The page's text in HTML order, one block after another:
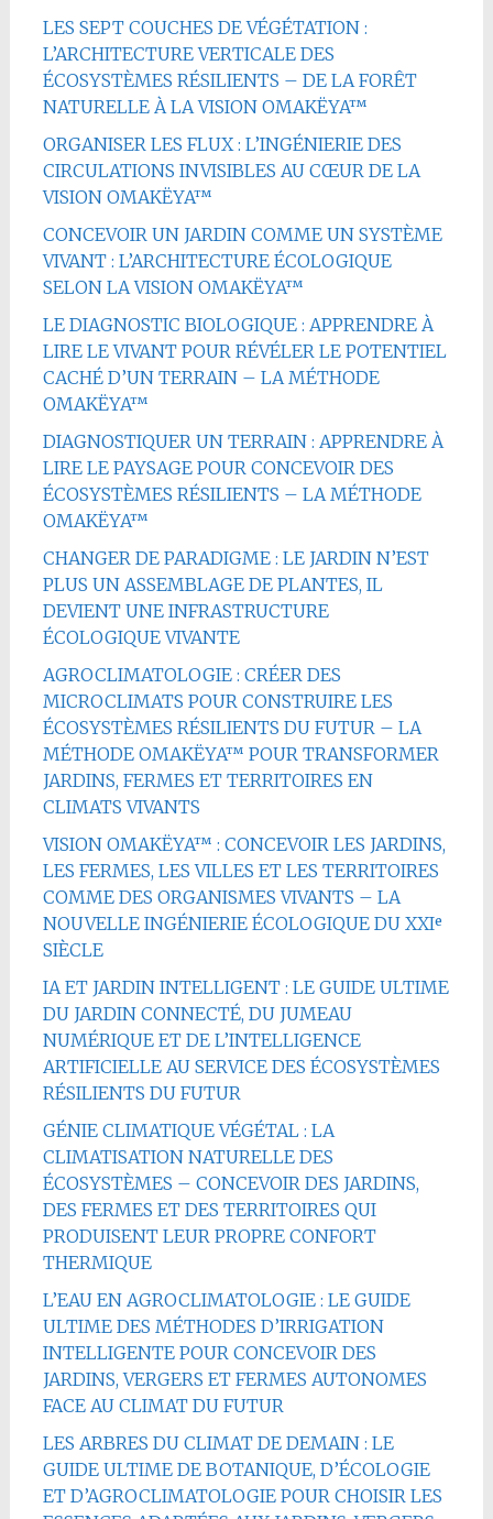
LES SEPT COUCHES DE VÉGÉTATION :
L’ARCHITECTURE VERTICALE DES
ÉCOSYSTÈMES RÉSILIENTS – DE LA FORÊT
NATURELLE À LA VISION OMAKËYA™
ORGANISER LES FLUX : L’INGÉNIERIE DES
CIRCULATIONS INVISIBLES AU CŒUR DE LA
VISION OMAKËYA™
CONCEVOIR UN JARDIN COMME UN SYSTÈME
VIVANT : L’ARCHITECTURE ÉCOLOGIQUE
SELON LA VISION OMAKËYA™
LE DIAGNOSTIC BIOLOGIQUE : APPRENDRE À
LIRE LE VIVANT POUR RÉVÉLER LE POTENTIEL
CACHÉ D’UN TERRAIN – LA MÉTHODE
OMAKËYA™
DIAGNOSTIQUER UN TERRAIN : APPRENDRE À
LIRE LE PAYSAGE POUR CONCEVOIR DES
ÉCOSYSTÈMES RÉSILIENTS – LA MÉTHODE
OMAKËYA™
CHANGER DE PARADIGME : LE JARDIN N’EST
PLUS UN ASSEMBLAGE DE PLANTES, IL
DEVIENT UNE INFRASTRUCTURE
ÉCOLOGIQUE VIVANTE
AGROCLIMATOLOGIE : CRÉER DES
MICROCLIMATS POUR CONSTRUIRE LES
ÉCOSYSTÈMES RÉSILIENTS DU FUTUR – LA
MÉTHODE OMAKËYA™ POUR TRANSFORMER
JARDINS, FERMES ET TERRITOIRES EN
CLIMATS VIVANTS
VISION OMAKËYA™ : CONCEVOIR LES JARDINS,
LES FERMES, LES VILLES ET LES TERRITOIRES
COMME DES ORGANISMES VIVANTS – LA
NOUVELLE INGÉNIERIE ÉCOLOGIQUE DU XXIᵉ
SIÈCLE
IA ET JARDIN INTELLIGENT : LE GUIDE ULTIME
DU JARDIN CONNECTÉ, DU JUMEAU
NUMÉRIQUE ET DE L’INTELLIGENCE
ARTIFICIELLE AU SERVICE DES ÉCOSYSTÈMES
RÉSILIENTS DU FUTUR
GÉNIE CLIMATIQUE VÉGÉTAL : LA
CLIMATISATION NATURELLE DES
ÉCOSYSTÈMES – CONCEVOIR DES JARDINS,
DES FERMES ET DES TERRITOIRES QUI
PRODUISENT LEUR PROPRE CONFORT
THERMIQUE
L’EAU EN AGROCLIMATOLOGIE : LE GUIDE
ULTIME DES MÉTHODES D’IRRIGATION
INTELLIGENTE POUR CONCEVOIR DES
JARDINS, VERGERS ET FERMES AUTONOMES
FACE AU CLIMAT DU FUTUR
LES ARBRES DU CLIMAT DE DEMAIN : LE
GUIDE ULTIME DE BOTANIQUE, D’ÉCOLOGIE
ET D’AGROCLIMATOLOGIE POUR CHOISIR LES